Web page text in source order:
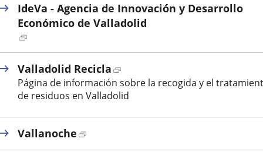
aplicación
externa.
IdeVa - Agencia de Innovación y Desarrollo
Económico de Valladolid
Enlace
a
una
aplicación
externa.
Valladolid Recicla
Enlace
a
una
externa.
Página de información sobre la recogida y el
de residuos en Valladolid
Vallanoche
Enlace